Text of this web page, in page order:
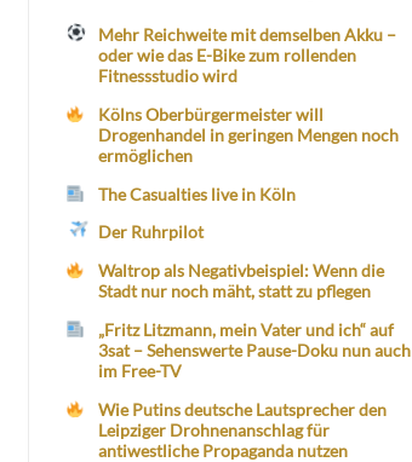
Mehr Reichweite mit demselben Akku –
oder wie das E-Bike zum rollenden
Fitnessstudio wird
Kölns Oberbürgermeister will
Drogenhandel in geringen Mengen noch
ermöglichen
The Casualties live in Köln
Der Ruhrpilot
Waltrop als Negativbeispiel: Wenn die
Stadt nur noch mäht, statt zu pflegen
„Fritz Litzmann, mein Vater und ich“ auf
3sat – Sehenswerte Pause-Doku nun auch
im Free-TV
Wie Putins deutsche Lautsprecher den
Leipziger Drohnenanschlag für
antiwestliche Propaganda nutzen